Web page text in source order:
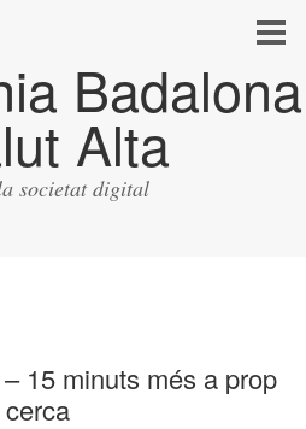
Badalona
Alta
societat digital
15 minuts més a prop